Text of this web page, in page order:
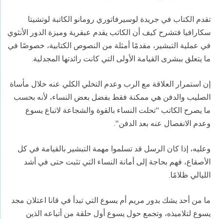
تقدم الكتاب في جريدة لوسيرفاتوري رومانو الكاتبة لوتشيتا
سكارافيا فتشرح كيف أن الكاتب يقدم عبقرية وميزة الدور الأنثوي
في عملية التبشير، مقدمًا أمثلة من النصوص الكتابية، خصوصًا في
ما يتعلق ببشرى القيامة الأولى التي كانت رائدتها المجدلية.
إن استمرار العلاقة مع الرب وعدم التخلي الكلي عنه خلال مأساة
الصليب والدفن هي ممكنة فقط بفضل بعض النساء، لأنه بحسب
ما يصرح الكاتب "تحلت النساء بالقوة والشجاعة لاتباع يسوع
وعدم الانفصال عنه بعد الدفن".
وعليه، إذا كان الرسل قد تسلموا مهمة التبشير بالقيامة في كل
الأصقاع، فهم بحاجة إلى أمانة النساء التي تثبت حتى في أشد
الليالي ظلامًا.
ما من أحد يشك بدور مريم أم يسوع التي تبدأ في قانا اعتلان مجد
يسوع لتلاميذه، وتجمع حول يسوع أول حلقة من أتباعه الذين